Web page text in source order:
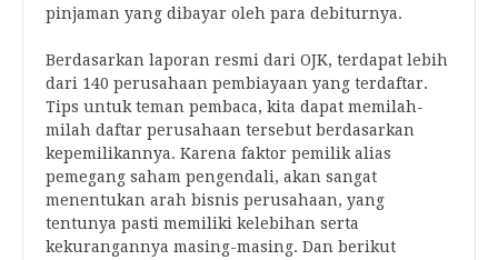
pinjaman yang dibayar oleh para debiturnya.
Berdasarkan laporan resmi dari OJK, terdapat lebih
dari 140 perusahaan pembiayaan yang terdaftar.
Tips untuk teman pembaca, kita dapat memilah-
milah daftar perusahaan tersebut berdasarkan
kepemilikannya. Karena faktor pemilik alias
pemegang saham pengendali, akan sangat
menentukan arah bisnis perusahaan, yang
tentunya pasti memiliki kelebihan serta
kekurangannya masing-masing. Dan berikut